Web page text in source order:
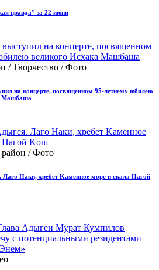
правда" за 22 июня
/ Творчество / Фото
на концерте, посвященном 95-летнему юбилею
Машбаша
/ Фото
Нaки, хрeбет Κамeннoе мopе и скалa Нaгoй